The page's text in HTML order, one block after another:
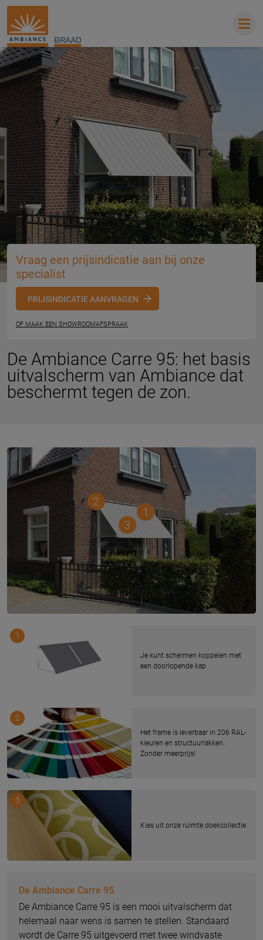
BRAAD
Vraag een prijsindicatie aan bij onze
specialist
PRIJSINDICATIE AANVRAGEN
OF MAAK EEN SHOWROOMAFSPRAAK
De Ambiance Carre 95: het basis
uitvalscherm van Ambiance dat
beschermt tegen de zon.
1
2
3
Je kunt schermen koppelen met
een doorlopende kap
1
Het frame is leverbaar in 206 RAL-
kleuren en structuurlakken.
Zonder meerprijs!
2
Kies uit onze ruimte doekcollectie
3
De Ambiance Carre 95
De Ambiance Carre 95 is een mooi uitvalscherm dat
helemaal naar wens is samen te stellen. Standaard
wordt de Carre 95 uitgevoerd met twee windvaste